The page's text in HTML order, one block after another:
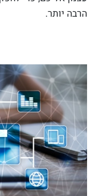
הרבה יותר.